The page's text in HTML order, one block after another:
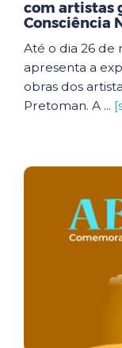
com artistas
Consciência
Até o dia 26 de
apresenta a
obras dos
Pretoman. A ...